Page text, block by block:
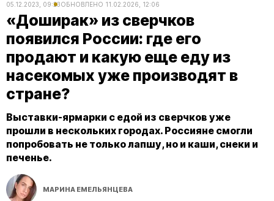
05.12.2023, 09:23ОБНОВЛЕНО 11.02.2026, 12:06
«Доширак» из сверчков
появился России: где его
продают и какую еще еду из
насекомых уже производят в
стране?
Выставки-ярмарки с едой из сверчков уже
прошли в нескольких городах. Россияне смогли
попробовать не только лапшу, но и каши, снеки и
печенье.
МАРИНА ЕМЕЛЬЯНЦЕВА